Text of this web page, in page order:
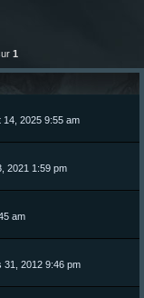
1
14, 2025 9:55 am
2021 1:59 pm
am
31, 2012 9:46 pm